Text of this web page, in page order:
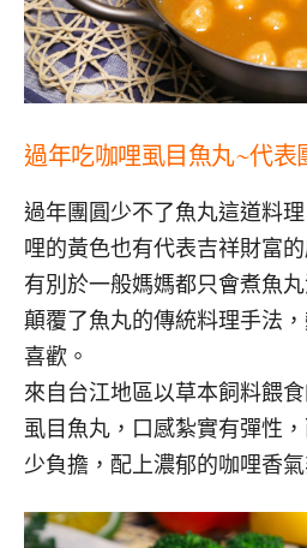
過年吃咖哩虱目魚丸~代表
過年團圓少不了魚丸這道料
哩的黃色也有代表吉祥財富的
有別於一般媽媽都只會煮魚
顛覆了魚丸的傳統料理手法
喜歡。
來自台江地區以草本飼料餵
虱目魚丸，口感紮實有彈性
少負擔，配上濃郁的咖哩香氣